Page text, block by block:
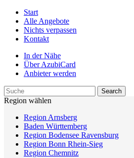
Start
Alle Angebote
Nichts verpassen
Kontakt
In der Nähe
Über AzubiCard
Anbieter werden
Region wählen
Region Arnsberg
Baden Württemberg
Region Bodensee Ravensburg
Region Bonn Rhein-Sieg
Region Chemnitz